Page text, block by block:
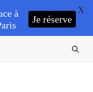
à
Je réserve
X